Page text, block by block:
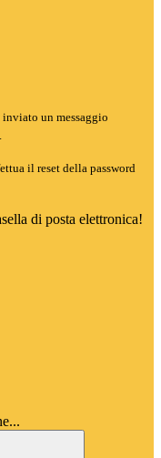
inviato un messaggio
il reset della password
di posta elettronica!